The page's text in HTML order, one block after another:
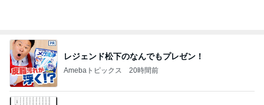
假屋崎 ぼんぼり祭りに出品した作品